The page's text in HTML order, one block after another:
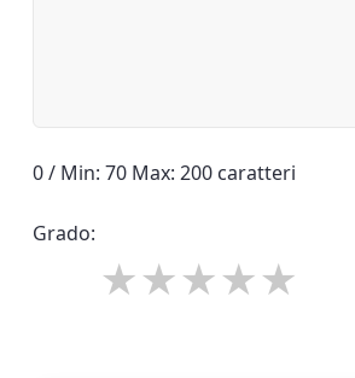
0 / Min: 70 Max: 200 caratteri
Grado: